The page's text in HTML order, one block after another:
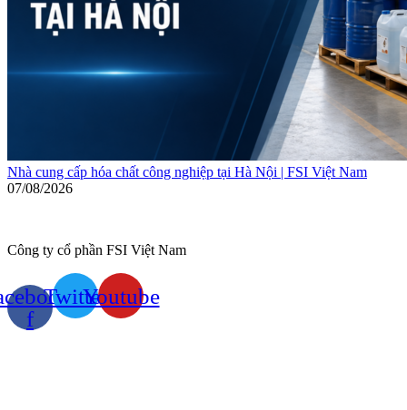
Nhà cung cấp hóa chất công nghiệp tại Hà Nội | FSI Việt Nam
07/08/2026
Công ty cổ phần FSI Việt Nam
f
TwitterYoutube